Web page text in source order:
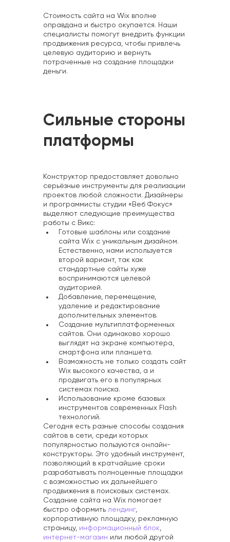
Стоимость сайта на Wix вполне
оправдана и быстро окупается. Наши
специалисты помогут внедрить функции
продвижения ресурса, чтобы привлечь
целевую аудиторию и вернуть
потраченные на создание площадки
деньги.
Сильные стороны
платформы
Конструктор предоставляет довольно
серьёзные инструменты для реализации
проектов любой сложности. Дизайнеры
и программисты студии «Веб Фокус»
выделяют следующие преимущества
работы с Викс:
Готовые шаблоны или создание
сайта Wix с уникальным дизайном.
Естественно, нами используется
второй вариант, так как
стандартные сайты хуже
воспринимаются целевой
аудиторией.
Добавление, перемещение,
удаление и редактирование
дополнительных элементов.
Создание мультиплатформенных
сайтов. Они одинаково хорошо
выглядят на экране компьютера,
смартфона или планшета.
Возможность не только создать сайт
Wix высокого качества, а и
продвигать его в популярных
системах поиска.
Использование кроме базовых
инструментов современных Flash
технологий.
Сегодня есть разные способы создания
сайтов в сети, среди которых
популярностью пользуются онлайн-
конструкторы. Это удобный инструмент,
позволяющий в кратчайшие сроки
разрабатывать полноценные площадки
с возможностью их дальнейшего
продвижения в поисковых системах.
Создание сайта на Wix помогает
быстро оформить лендинг,
корпоративную площадку, рекламную
страницу, информационный блок,
интернет-магазин или любой другой